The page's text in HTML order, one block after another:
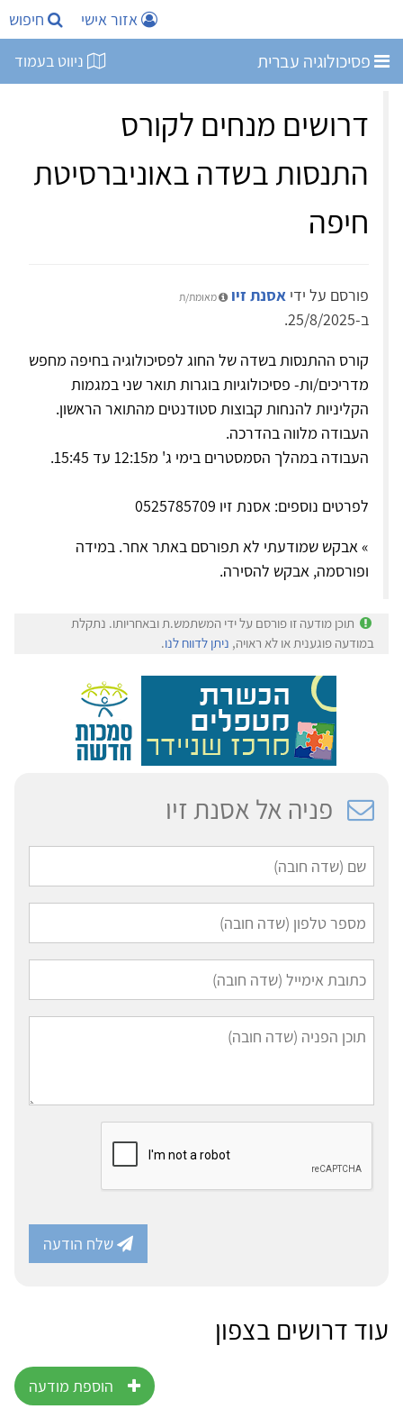
אזור אישי חיפוש
פסיכולוגיה עברית ניווט בעמוד
דרושים מנחים לקורס
התנסות בשדה באוניברסיטת
חיפה
פורסם על ידי אסנת זיו מאומת/ת
ב-25/8/2025.
קורס ההתנסות בשדה של החוג לפסיכולוגיה בחיפה מחפש
מדריכים/ות- פסיכולוגיות בוגרות תואר שני במגמות
הקליניות להנחות קבוצות סטודנטים מהתואר הראשון.
העבודה מלווה בהדרכה.
העבודה במהלך הסמסטרים בימי ג' מ12:15 עד 15:45.
לפרטים נוספים: אסנת זיו 0525785709
» אבקש שמודעתי לא תפורסם באתר אחר. במידה
ופורסמה, אבקש להסירה.
תוכן מודעה זו פורסם על ידי המשתמש.ת ובאחריותו. נתקלת
במודעה פוגענית או לא ראויה, ניתן לדווח לנו.
פניה אל אסנת זיו
שלח הודעה
עוד דרושים בצפון
הוספת מודעה